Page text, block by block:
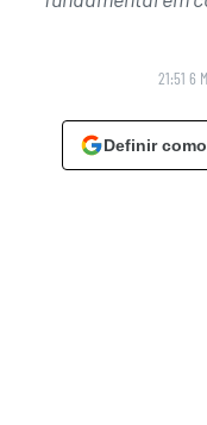
21:51 6
Definir